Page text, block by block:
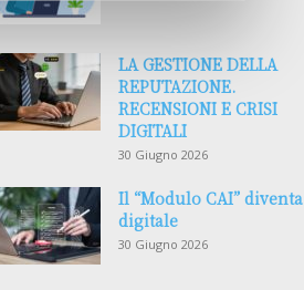
LA GESTIONE DELLA
REPUTAZIONE.
RECENSIONI E CRISI
DIGITALI
30 Giugno 2026
Il “Modulo CAI” diventa
digitale
30 Giugno 2026